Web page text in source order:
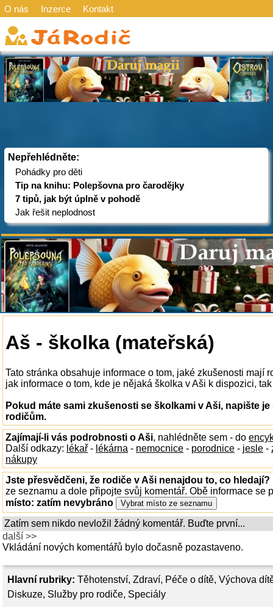
O nás Inzerce Kontakt
Nepřehlédněte:
Pohádky pro děti
Tip na knihu: Polepšovna pro čarodějky
7 tipů, jak být úplně v pohodě
Jak řešit neplodnost
Hlavní rubriky: Těhotenství, Zdraví, Péče o dítě, Výchova
Diskuze, Služby pro rodiče, Speciály
Aš - školka (mateřská)
Tato stránka obsahuje informace o tom, jaké zkušenosti mají
jak informace o tom, kde je nějaká školka v Aši k dispozici,
Pokud máte sami zkušenosti se školkami v Aši, napište
rodičům.
Zajímají-li vás podrobnosti o Aši, nahlédněte sem - do
Další odkazy: lékař - lékárna - nemocnice - porodnice - jesle -
nákupy
Jste přesvědčeni, že rodiče v Aši nenajdou to, co hledají?
ze seznamu a dole připojte svůj komentář. Obě informace se
místo: zatím nevybráno
Zatím sem nikdo nevložil žádný komentář. Buďte první...
další >>
Vkládání nových komentářů bylo dočasně pozastaveno.